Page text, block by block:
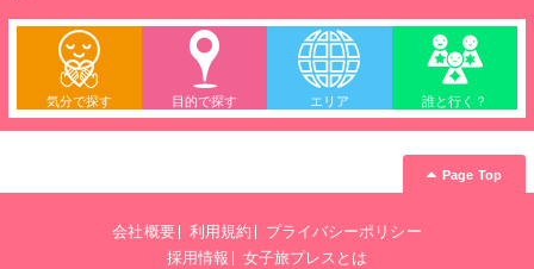
気分で探す 目的で探す エリア 誰と行く？
Page Top
会社概要 利用規約
プライバシーポリシー
採用情報
女子旅プレスとは